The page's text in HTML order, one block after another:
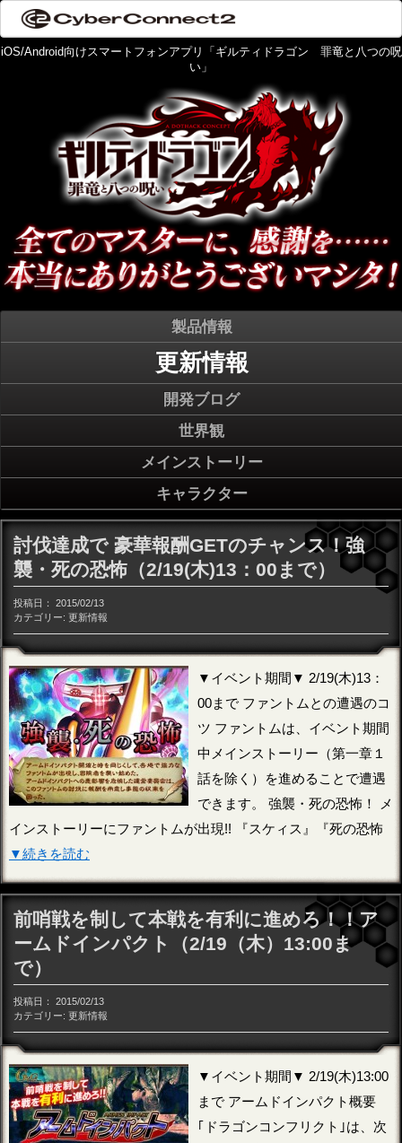
iOS/Android向けスマートフォンアプリ「ギルティドラゴン 罪竜と八つの呪
い」
製品情報
更新情報
開発ブログ
世界観
メインストーリー
キャラクター
討伐達成で 豪華報酬GETのチャンス！強
襲・死の恐怖（2/19(木)13：00まで）
投稿日：
2015/02/13
カテゴリー: 更新情報
▼イベント期間▼ 2/19(木)13：
00まで ファントムとの遭遇のコ
ツ ファントムは、イベント期間
中メインストーリー（第一章１
話を除く）を進めることで遭遇
できます。 強襲・死の恐怖！ メ
インストーリーにファントムが出現!! 『スケィス』『死の恐怖
▼続きを読む
前哨戦を制して本戦を有利に進めろ！！ア
ームドインパクト（2/19（木）13:00ま
で）
投稿日：
2015/02/13
カテゴリー: 更新情報
▼イベント期間▼ 2/19(木)13:00
まで アームドインパクト概要
｢ドラゴンコンフリクト｣は、次